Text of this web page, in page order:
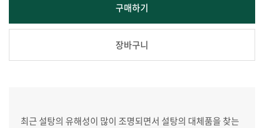
구매하기
장바구니
최근 설탕의 유해성이 많이 조명되면서 설탕의 대체품을 찾는